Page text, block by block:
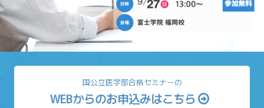
国公立医学部合格セミナーの
WEBからのお申込みはこちら